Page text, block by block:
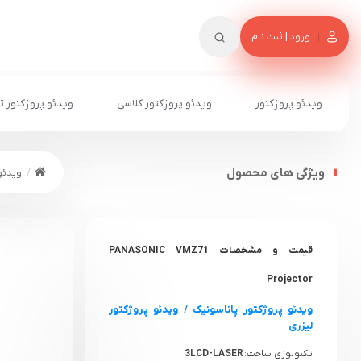
ورود | ثبت نام
ویدئو پروژکتور ویدئو پروژکتور کلاسی ویدئو پروژکتور
ویژگی های محصول
قیمت و مشخصات PANASONIC VMZ71
Projector
ویدئو پروژکتور پاناسونیک / ویدئو پروژکتور
لیزری
تکنولوژی ساخت:3LCD-LASER